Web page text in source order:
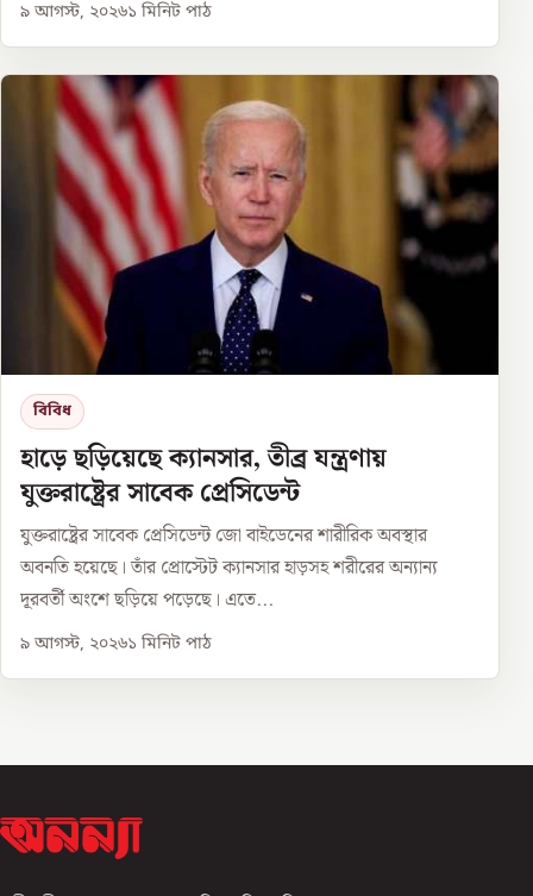
৯ আগস্ট, ২০২৬১ মিনিট পাঠ
বিবিধ
হাড়ে ছড়িয়েছে ক্যানসার, তীব্র যন্ত্রণায়
যুক্তরাষ্ট্রের সাবেক প্রেসিডেন্ট
যুক্তরাষ্ট্রের সাবেক প্রেসিডেন্ট জো বাইডেনের শারীরিক অবস্থার
অবনতি হয়েছে। তাঁর প্রোস্টেট ক্যানসার হাড়সহ শরীরের অন্যান্য
দূরবর্তী অংশে ছড়িয়ে পড়েছে। এতে...
৯ আগস্ট, ২০২৬১ মিনিট পাঠ